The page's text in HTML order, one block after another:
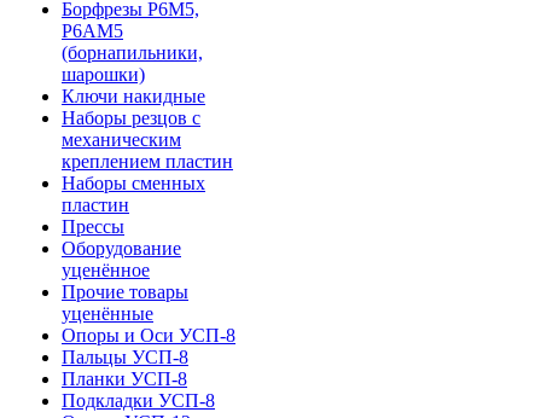
Борфрезы Р6М5,
Р6АМ5
(борнапильники,
шарошки)
Ключи накидные
Наборы резцов с
механическим
креплением пластин
Наборы сменных
пластин
Прессы
Оборудование
уценённое
Прочие товары
уценённые
Опоры и Оси УСП-8
Пальцы УСП-8
Планки УСП-8
Подкладки УСП-8